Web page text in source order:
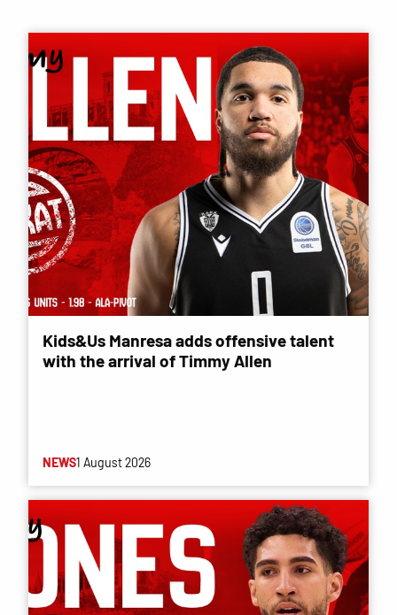
Kids&Us Manresa adds offensive talent
with the arrival of Timmy Allen
NEWS1 August 2026